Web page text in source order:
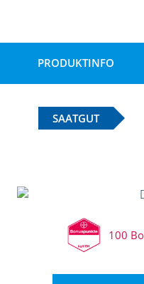
PRODUKTINFO
SAATGUT
100